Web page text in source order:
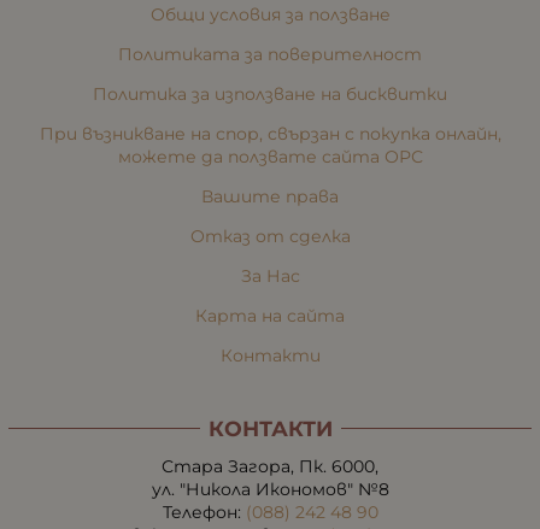
Общи условия за ползване
Политиката за поверителност
Политика за използване на бисквитки
При възникване на спор, свързан с покупка онлайн,
можете да ползвате сайта ОРС
Вашите права
Отказ от сделка
За Нас
Карта на сайта
Контакти
КОНТАКТИ
Стара Загора, Пк. 6000,
ул. "Никола Икономов" №8
Телефон: (088) 242 48 90